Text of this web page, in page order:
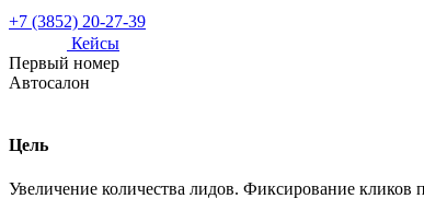
+7 (3852) 20-27-39
Кейсы
Первый номер
Автосалон
Цель
Увеличение количества лидов. Фиксирование кликов